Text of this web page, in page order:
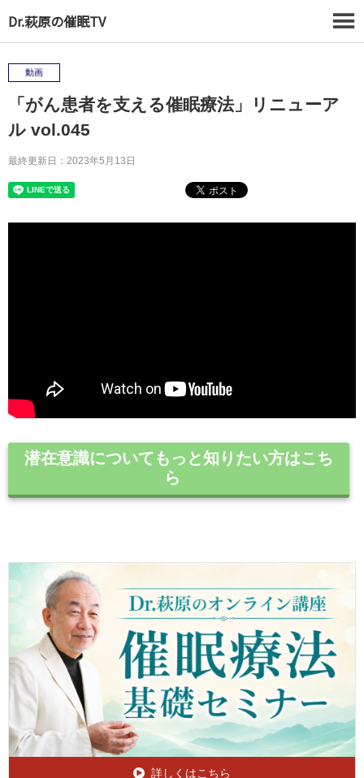
Dr.萩原の催眠TV
動画
「がん患者を支える催眠療法」リニューア
ル vol.045
最終更新日：2023年5月13日
潜在意識についてもっと知りたい方はこち
ら
詳しくはこちら